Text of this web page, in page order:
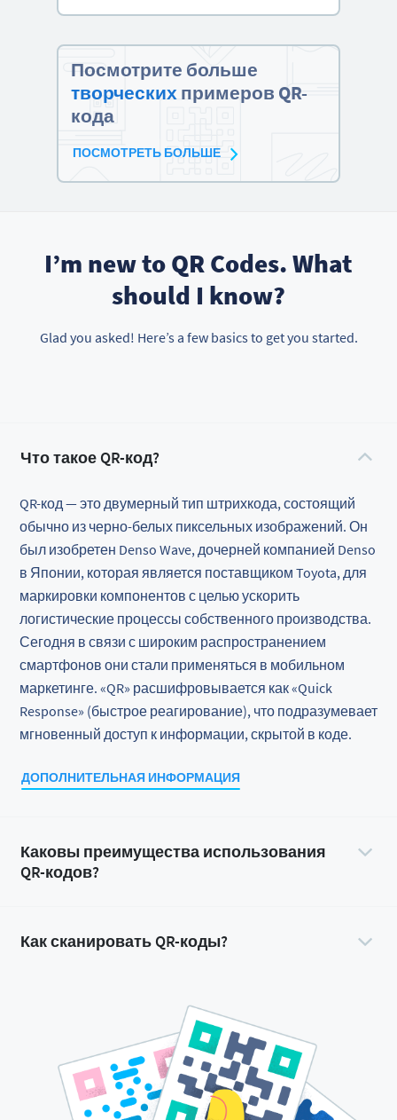
Посмотрите больше
творческихпримеров QR-
кода
ПОСМОТРЕТЬ БОЛЬШЕ
I’m new to QR Codes. What
should I know?
Glad you asked! Here’s a few basics to get you started.
Что такое QR-код?
QR-код — это двумерный тип штрихкода, состоящий
обычно из черно-белых пиксельных изображений. Он
был изобретен Denso Wave, дочерней компанией Denso
в Японии, которая является поставщиком Toyota, для
маркировки компонентов с целью ускорить
логистические процессы собственного производства.
Сегодня в связи с широким распространением
смартфонов они стали применяться в мобильном
маркетинге. «QR» расшифровывается как «Quick
Response» (быстрое реагирование), что подразумевает
мгновенный доступ к информации, скрытой в коде.
ДОПОЛНИТЕЛЬНАЯ ИНФОРМАЦИЯ
Каковы преимущества использования
QR-кодов?
Как сканировать QR-коды?